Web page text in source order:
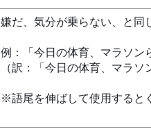
嫌だ、気分が乗らない、と同
例：「今日の体育、マラソン
（訳：「今日の体育、マラソ
※語尾を伸ばして使用すると